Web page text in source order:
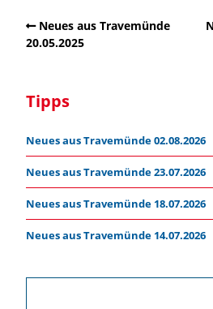
Neues aus Travemünde
20.05.2025
Tipps
Neues aus Travemünde 02.08.2026
Neues aus Travemünde 23.07.2026
Neues aus Travemünde 18.07.2026
Neues aus Travemünde 14.07.2026